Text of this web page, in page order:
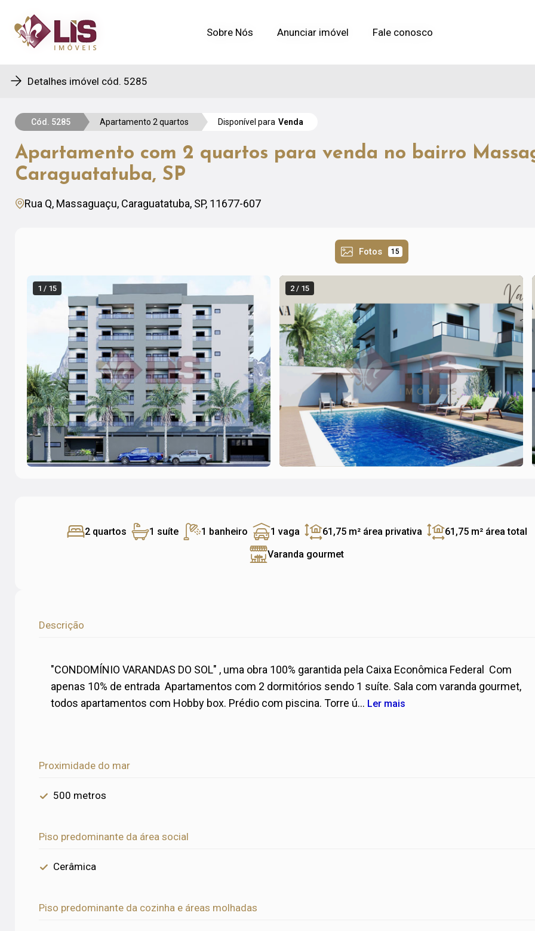
Sobre Nós Anunciar imóvel Fale conosco
Sobre Nós Anunciar imóvel Fale conosco
Detalhes imóvel cód. 5285
Cód. 5285 Apartamento 2 quartos Disponível para Venda
Apartamento com 2 quartos para venda no bairro
Caraguatatuba, SP
Rua Q, Massaguaçu, Caraguatatuba, SP, 11677-607
Fotos 15
1 / 15 2 / 15
2 quartos 1 suíte 1 banheiro 1 vaga 61,75 m² área privativa 61,75 m² área total
Varanda gourmet
Descrição
"CONDOMÍNIO VARANDAS DO SOL" , uma obra 100% garantida pela Caixa Econômica Federal Com
apenas 10% de entrada Apartamentos com 2 dormitórios sendo 1 suíte. Sala com varanda gourmet,
todos apartamentos com Hobby box. Prédio com piscina. Torre ú... Ler mais
Proximidade do mar
500 metros
Piso predominante da área social
Cerâmica
Piso predominante da cozinha e áreas molhadas